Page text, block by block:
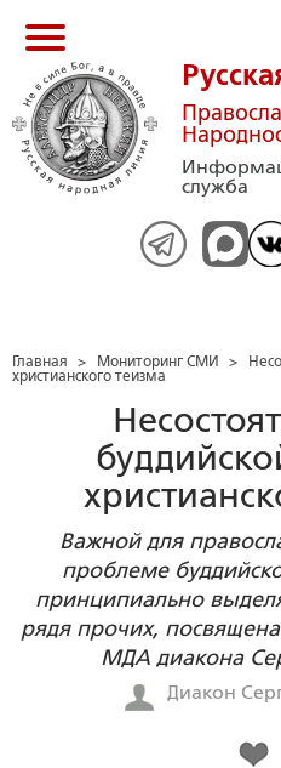
служба
Главная > Мониторинг СМИ >
христианского теизма
Важной для
проблеме
принципиально
рядя прочих, посвящена
МДА диакона
Диакон